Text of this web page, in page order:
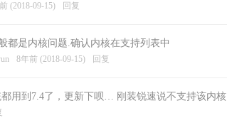
(2018-09-15) 回复
都是内核问题.确认内核在支持列表中
8年前 (2018-09-15) 回复
用到7.4了，更新下呗… 刚装锐速说不支持该内核